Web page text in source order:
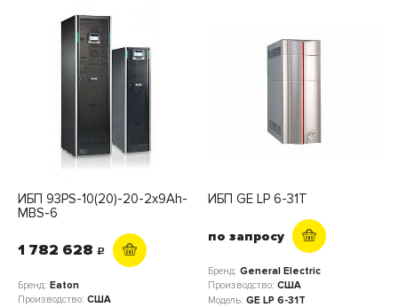
ИБП 93PS-10(20)-20-2x9Ah-
MBS-6
1 782 628 c
Бренд: Eaton
Производство: США
ИБП GE LP 6-31T
по запросу
Бренд: General Electric
Производство: США
Модель: GE LP 6-31T